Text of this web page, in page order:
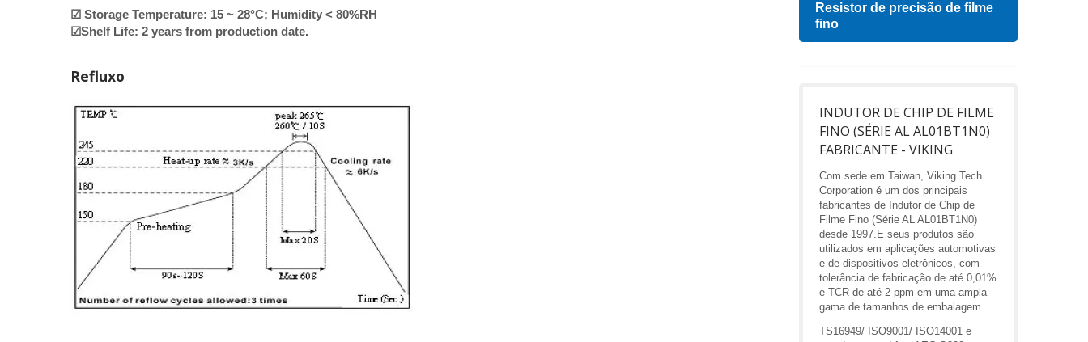
☑ Storage Temperature: 15 ~ 28°C; Humidity < 80%RH
☑Shelf Life: 2 years from production date.
Refluxo
Resistor de precisão de filme
fino
INDUTOR DE CHIP DE FILME
FINO (SÉRIE AL AL01BT1N0)
FABRICANTE - VIKING
Com sede em Taiwan, Viking Tech
Corporation é um dos principais
fabricantes de Indutor de Chip de
Filme Fino (Série AL AL01BT1N0)
desde 1997.E seus produtos são
utilizados em aplicações automotivas
e de dispositivos eletrônicos, com
tolerância de fabricação de até 0,01%
e TCR de até 2 ppm em uma ampla
gama de tamanhos de embalagem.
TS16949/ ISO9001/ ISO14001 e